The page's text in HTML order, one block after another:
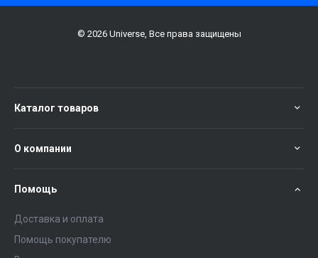
© 2026 Universe, Все права защищены
Каталог товаров
О компании
Помощь
Доставка и оплата
Помощь покупателю